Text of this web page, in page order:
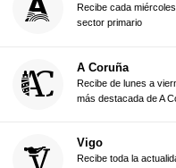
Recibe cada
sector primario
A Coruña
Recibe de lunes a
más destacada de A
Vigo
Recibe toda la